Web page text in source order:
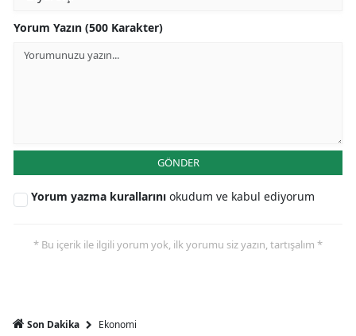
Yorum Yazın (500 Karakter)
GÖNDER
Yorum yazma kurallarını okudum ve kabul ediyorum
* Bu içerik ile ilgili yorum yok, ilk yorumu siz yazın, tartışalım *
Son Dakika Ekonomi